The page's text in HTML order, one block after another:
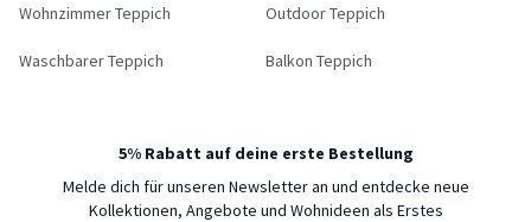
Wohnzimmer Teppich Outdoor Teppich
Waschbarer Teppich Balkon Teppich
5% Rabatt auf deine erste Bestellung
Melde dich für unseren Newsletter an und entdecke neue
Kollektionen, Angebote und Wohnideen als Erstes